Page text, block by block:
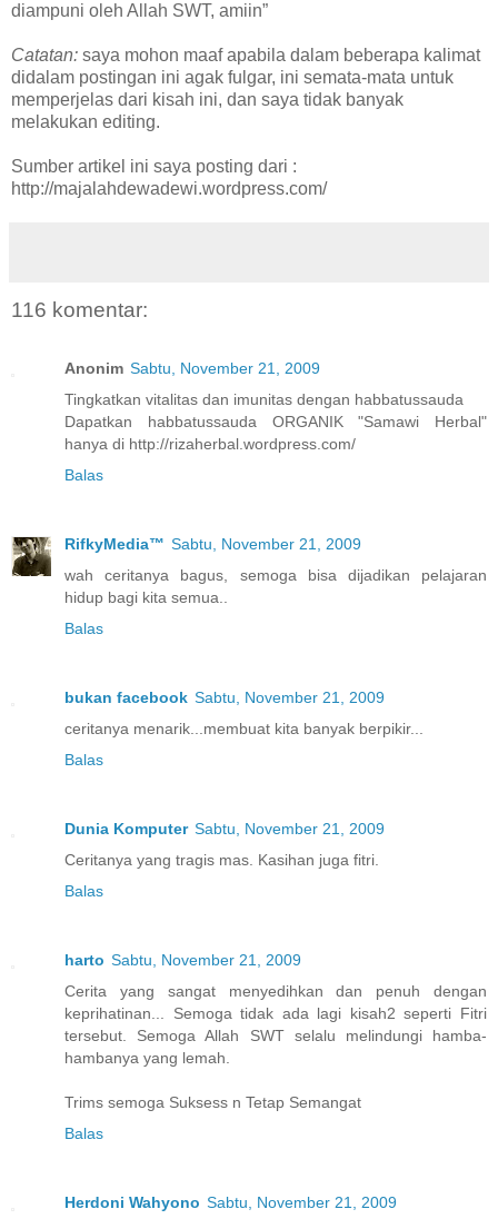
diampuni oleh Allah SWT, amiin”
Catatan: saya mohon maaf apabila dalam beberapa kalimat
didalam postingan ini agak fulgar, ini semata-mata untuk
memperjelas dari kisah ini, dan saya tidak banyak
melakukan editing.
Sumber artikel ini saya posting dari :
http://majalahdewadewi.wordpress.com/
116 komentar:
Anonim Sabtu, November 21, 2009
Tingkatkan vitalitas dan imunitas dengan habbatussauda
Dapatkan habbatussauda ORGANIK "Samawi Herbal"
hanya di http://rizaherbal.wordpress.com/
Balas
RifkyMedia™ Sabtu, November 21, 2009
wah ceritanya bagus, semoga bisa dijadikan pelajaran
hidup bagi kita semua..
Balas
bukan facebook Sabtu, November 21, 2009
ceritanya menarik...membuat kita banyak berpikir...
Balas
Dunia Komputer Sabtu, November 21, 2009
Ceritanya yang tragis mas. Kasihan juga fitri.
Balas
harto Sabtu, November 21, 2009
Cerita yang sangat menyedihkan dan penuh dengan
keprihatinan... Semoga tidak ada lagi kisah2 seperti Fitri
tersebut. Semoga Allah SWT selalu melindungi hamba-
hambanya yang lemah.
Trims semoga Suksess n Tetap Semangat
Balas
Herdoni Wahyono Sabtu, November 21, 2009